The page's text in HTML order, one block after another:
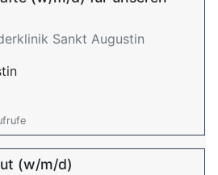
Sankt Augustin
(w/m/d)